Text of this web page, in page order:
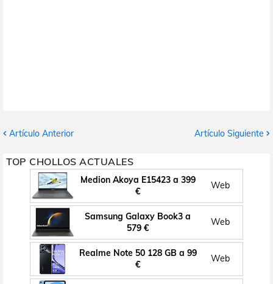
Artículo Anterior Artículo Siguiente
TOP CHOLLOS ACTUALES
Medion Akoya E15423 a 399
€
Web
Samsung Galaxy Book3 a
579 €
Web
Realme Note 50 128 GB a 99
€
Web